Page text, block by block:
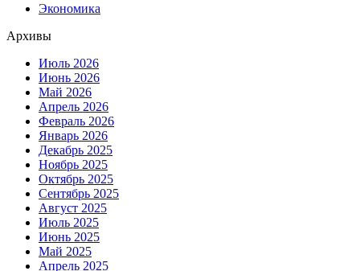
Экономика
Архивы
Июль 2026
Июнь 2026
Май 2026
Апрель 2026
Февраль 2026
Январь 2026
Декабрь 2025
Ноябрь 2025
Октябрь 2025
Сентябрь 2025
Август 2025
Июль 2025
Июнь 2025
Май 2025
Апрель 2025